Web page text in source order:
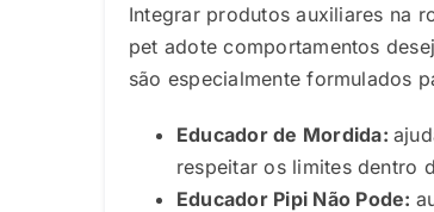
Integrar produtos auxiliares na
pet adote comportamentos
são especialmente formulados
Educador de Mordida:
respeitar os limites dentro
Educador Pipi Não Pode: